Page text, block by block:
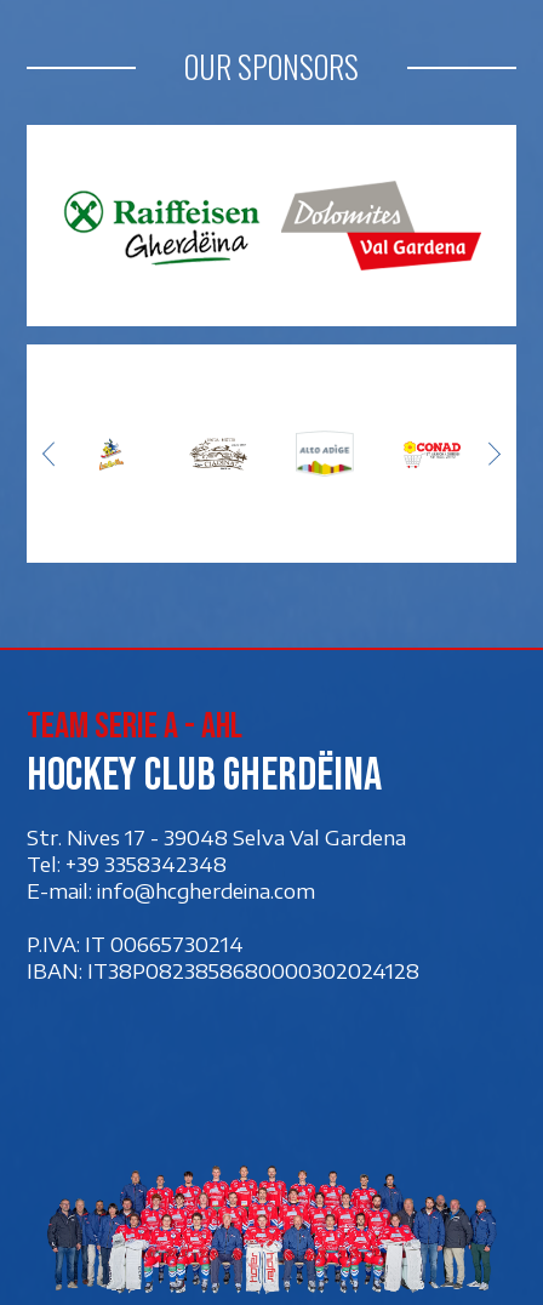
OUR SPONSORS
Team Serie A - AHL
Hockey club Gherdëina
Str. Nives 17 - 39048 Selva Val Gardena
Tel: +39 3358342348
E-mail: info@hcgherdeina.com
P.IVA: IT 00‍665730214
IBAN: IT38P0823858680000302024128